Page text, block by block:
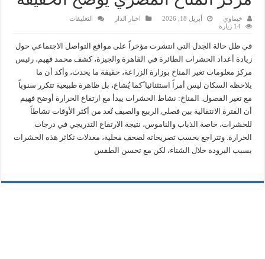
خيماوي أبريل 18, 2026 اخبار الدار التعليقاتعلى
الذباب
والناموس؟
مركز
المناخ
المصري
يوضح
الحقيقة
مغلقة
14 زيارة
في ظل حالة الجدل التي انتشرت مؤخراً على مواقع التواصل الاجتماعي حول
زيادة أعداد الحشرات الطائرة في القاهرة والجيزة، كشف محمد فهيم، رئيس
مركز معلومات تغير المناخ بوزارة الزراعة، حقيقة ما يحدث، وأكد أن ما
يلاحظه السكان ليس أمراً استثنائيا ًكما يُشاع، بل ظاهرة طبيعية تتكرر سنوياً
مع تغير الفصول. المناخ: نشاط الحشرات يبدأ مع ارتفاع الحرارة أوضح فهيم
أن الفترة الانتقالية بين فصلي الربيع والصيف تُعد من أكثر الأوقات نشاطاً
للحشرات، خاصة الذباب والناموس، نتيجة الارتفاع التدريجي في درجات
الحرارة. وتتراجع بحسب تصريحاته لصحف محلية، معدلات تكاثر هذه الحشرات
بسبب البرودة خلال الشتاء، لكن مع تحسن الطقس